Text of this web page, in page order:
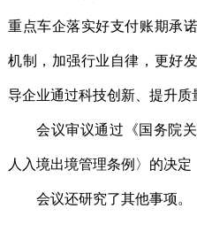
重点车企落实好支付账期承
机制，加强行业自律，更好
导企业通过科技创新、提升质
会议审议通过《国务院
人入境出境管理条例〉的决定
会议还研究了其他事项。